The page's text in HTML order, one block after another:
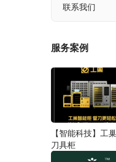
联系我们
服务案例
【智能科技】工
刀具柜